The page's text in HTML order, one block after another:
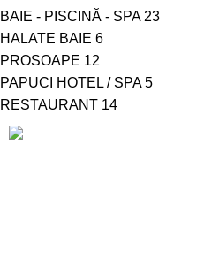
BAIE - PISCINĂ - SPA 23
HALATE BAIE 6
PROSOAPE 12
PAPUCI HOTEL / SPA 5
RESTAURANT 14